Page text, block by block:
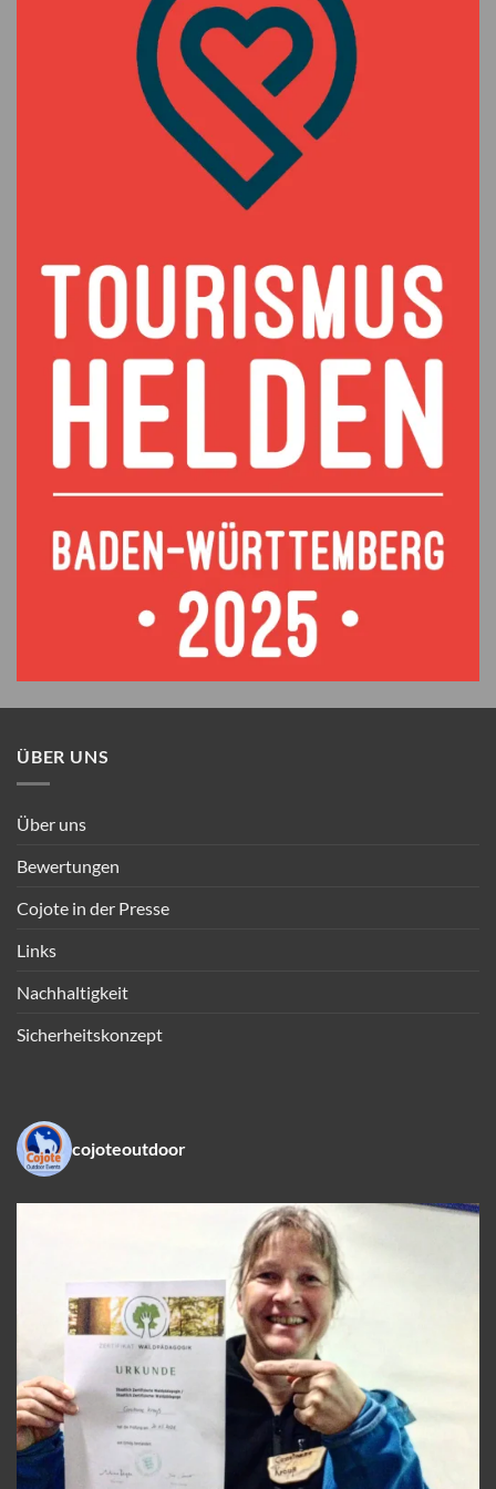
ÜBER UNS
Über uns
Bewertungen
Cojote in der Presse
Links
Nachhaltigkeit
Sicherheitskonzept
cojoteoutdoor